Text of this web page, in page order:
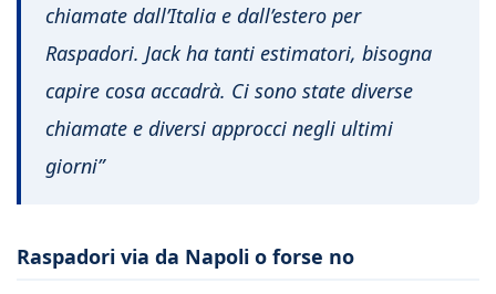
chiamate dall’Italia e dall’estero per
Raspadori. Jack ha tanti estimatori, bisogna
capire cosa accadrà. Ci sono state diverse
chiamate e diversi approcci negli ultimi
giorni”
Raspadori via da Napoli o forse no